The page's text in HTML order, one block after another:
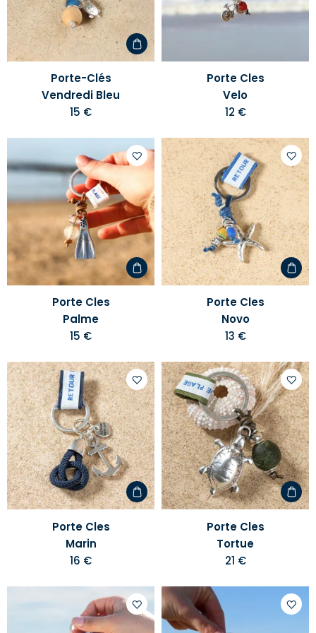
d'envies
Porte-Clés
Vendredi Bleu
15 €
Porte Cles
Velo
12 €
à
votre
liste
d'envies
Porte Cles
Palme
15 €
à
liste
Porte Cles
Novo
13 €
Ajouter
à
votre
liste
d'envies
Porte Cles
Marin
16 €
à
votre
liste
Porte Cles
Tortue
21 €
Ajouter